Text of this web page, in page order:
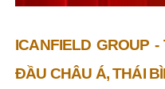
ICANFIELD GROUP
ĐẦU CHÂU Á, THÁI